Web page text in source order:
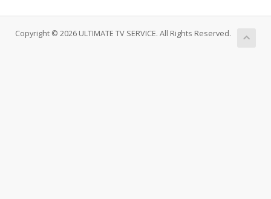
Copyright © 2026 ULTIMATE TV SERVICE. All Rights Reserved.